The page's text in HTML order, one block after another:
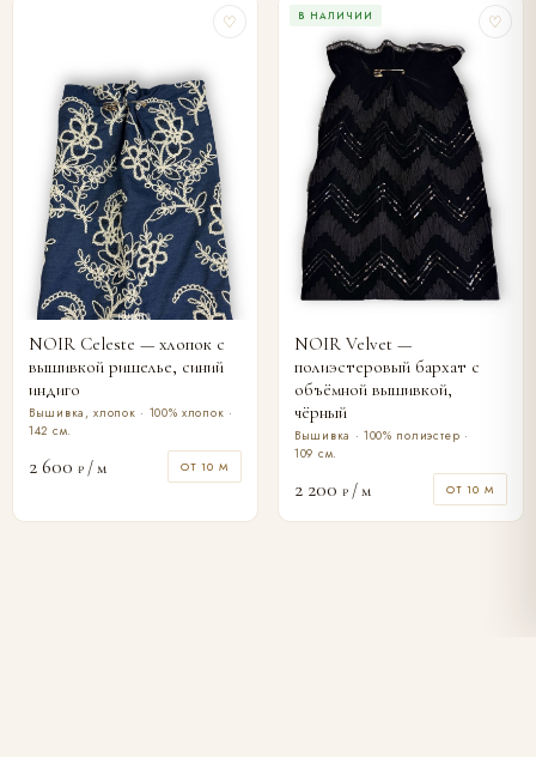
♡
NOIR Celeste — хлопок с
вышивкой ришелье, синий
индиго
Вышивка, хлопок · 100% хлопок ·
142 см.
2 600 ₽ / м ОТ 10 М
В НАЛИЧИИ ♡
NOIR Velvet —
полиэстеровый бархат с
объёмной вышивкой,
чёрный
Вышивка · 100% полиэстер ·
109 см.
2 200 ₽ / м ОТ 10 М